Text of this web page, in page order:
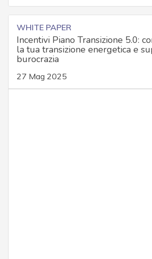
WHITE PAPER
Incentivi Piano Transizione 5.0:
la tua transizione energetica e
burocrazia
27 Mag 2025